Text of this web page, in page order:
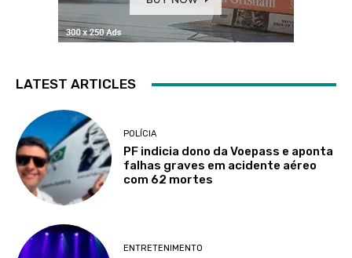
LATEST ARTICLES
POLÍCIA
PF indicia dono da Voepass e aponta
falhas graves em acidente aéreo
com 62 mortes
ENTRETENIMENTO